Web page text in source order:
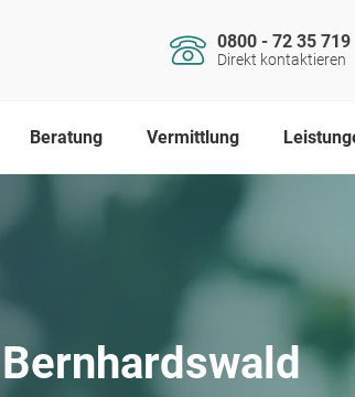
0800 - 72 35 719
Direkt kontaktieren
Beratung Vermittlung
Bernhardswald